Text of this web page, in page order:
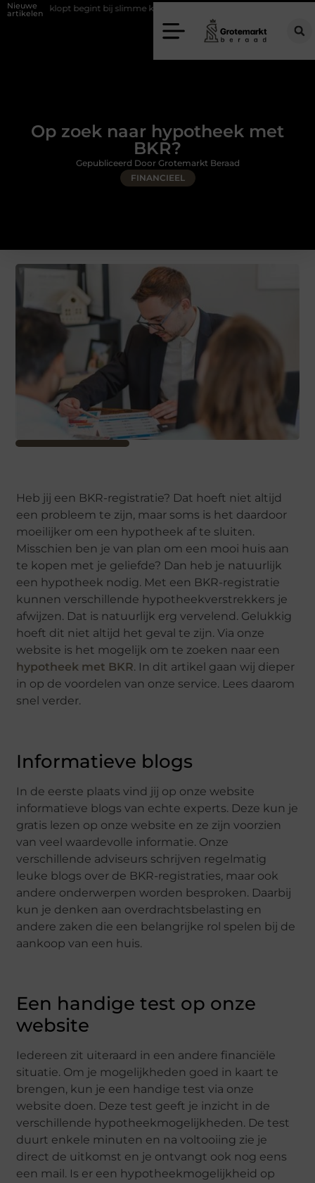
Nieuwe
artikelen
klopt begint bij slimme keuzes
Op zoek naar hypotheek met
BKR?
FINANCIEEL
Gepubliceerd Door Grotemarkt Beraad
Heb jij een BKR-registratie? Dat hoeft niet altijd
een probleem te zijn, maar soms is het daardoor
moeilijker om een hypotheek af te sluiten.
Misschien ben je van plan om een mooi huis aan
te kopen met je geliefde? Dan heb je natuurlijk
een hypotheek nodig. Met een BKR-registratie
kunnen verschillende hypotheekverstrekkers je
afwijzen. Dat is natuurlijk erg vervelend. Gelukkig
hoeft dit niet altijd het geval te zijn. Via onze
website is het mogelijk om te zoeken naar een
hypotheek met BKR. In dit artikel gaan wij dieper
in op de voordelen van onze service. Lees daarom
snel verder.
Informatieve blogs
In de eerste plaats vind jij op onze website
informatieve blogs van echte experts. Deze kun je
gratis lezen op onze website en ze zijn voorzien
van veel waardevolle informatie. Onze
verschillende adviseurs schrijven regelmatig
leuke blogs over de BKR-registraties, maar ook
andere onderwerpen worden besproken. Daarbij
kun je denken aan overdrachtsbelasting en
andere zaken die een belangrijke rol spelen bij de
aankoop van een huis.
Een handige test op onze
website
Iedereen zit uiteraard in een andere financiële
situatie. Om je mogelijkheden goed in kaart te
brengen, kun je een handige test via onze
website doen. Deze test geeft je inzicht in de
verschillende hypotheekmogelijkheden. De test
duurt enkele minuten en na voltooiing zie je
direct de uitkomst en je ontvangt ook nog eens
een mail. Is er een hypotheekmogelijkheid op